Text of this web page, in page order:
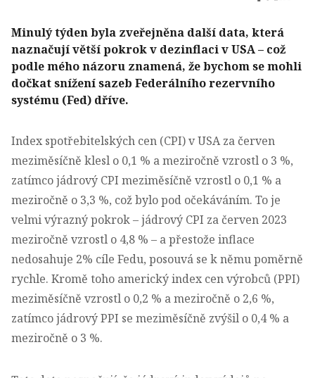
Minulý týden byla zveřejněna další data, která
naznačují větší pokrok v dezinflaci v USA – což
podle mého názoru znamená, že bychom se mohli
dočkat snížení sazeb Federálního rezervního
systému (Fed) dříve.
Index spotřebitelských cen (CPI) v USA za červen
meziměsíčně klesl o 0,1 % a meziročně vzrostl o 3 %,
zatímco jádrový CPI meziměsíčně vzrostl o 0,1 % a
meziročně o 3,3 %, což bylo pod očekáváním. To je
velmi výrazný pokrok – jádrový CPI za červen 2023
meziročně vzrostl o 4,8 % – a přestože inflace
nedosahuje 2% cíle Fedu, posouvá se k němu poměrně
rychle. Kromě toho americký index cen výrobců (PPI)
meziměsíčně vzrostl o 0,2 % a meziročně o 2,6 %,
zatímco jádrový PPI se meziměsíčně zvýšil o 0,4 % a
meziročně o 3 %.